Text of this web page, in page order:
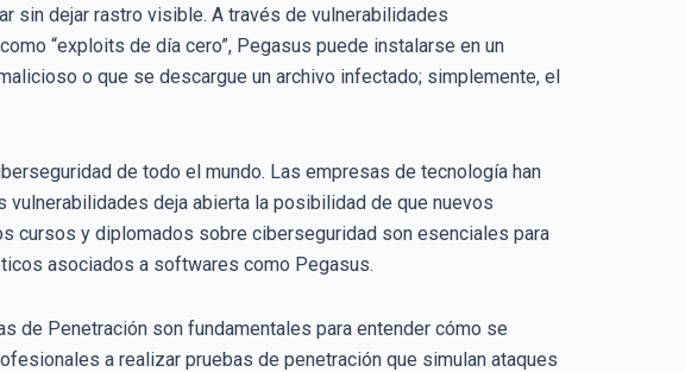
sin dejar rastro visible. A través de vulnerabilidades
“exploits de día cero”, Pegasus puede instalarse en un
o que se descargue un archivo infectado; simplemente, el
de todo el mundo. Las empresas de tecnología han
deja abierta la posibilidad de que nuevos
cursos y diplomados sobre ciberseguridad son esenciales para
asociados a softwares como Pegasus.
de Penetración son fundamentales para entender cómo se
a realizar pruebas de penetración que simulan ataques